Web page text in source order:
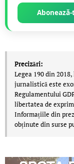
Precizări:
Legea 190 din
jurnalistică este
Regulamentului
libertatea de
Informațiile din
obținute din surse